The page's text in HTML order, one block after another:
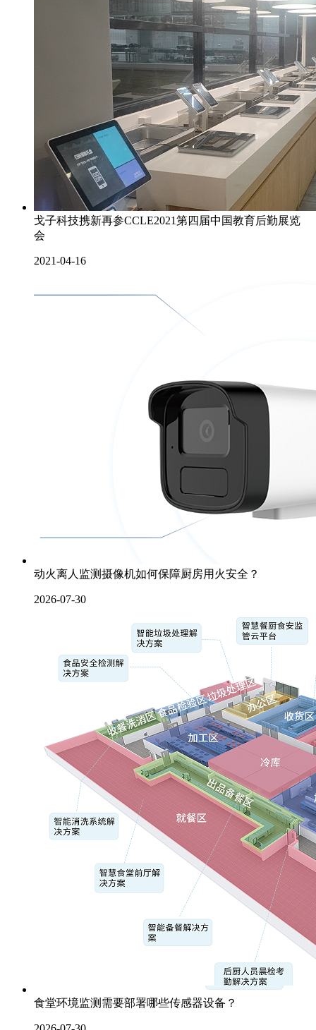
戈子科技携新再参CCLE2021第四届中国教育后勤展览
会
2021-04-16
动火离人监测摄像机如何保障厨房用火安全？
2026-07-30
食堂环境监测需要部署哪些传感器设备？